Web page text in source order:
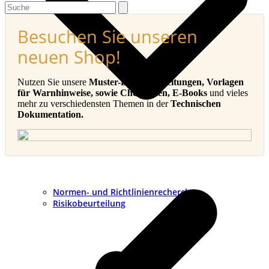
Normen- und Richtlinienrecherche
Risikobeurteilung
Search
Besuchen Sie unseren
neuen Shop!
Nutzen Sie unsere Muster-Betriebsanleitungen, Vorlagen
für Warnhinweise, sowie Checklisten, E-Books und vieles
mehr zu verschiedensten Themen in derTechnischen
Dokumentation.